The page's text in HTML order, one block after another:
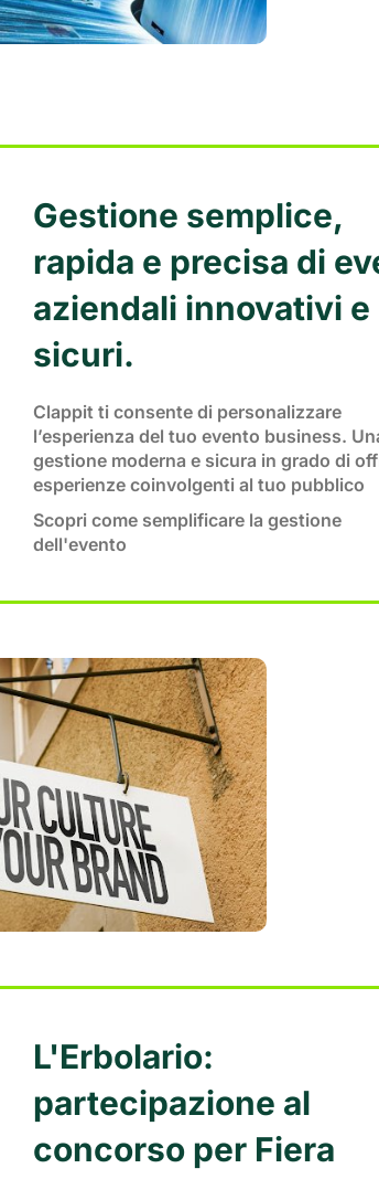
Gestione semplice,
rapida e precisa di
aziendali innovativi e
sicuri.
Clappit ti consente di personalizzare
l’esperienza del tuo evento business.
gestione moderna e sicura in grado di
esperienze coinvolgenti al tuo pubblico
Scopri come semplificare la gestione
dell'evento
L'Erbolario:
partecipazione al
concorso per Fiera